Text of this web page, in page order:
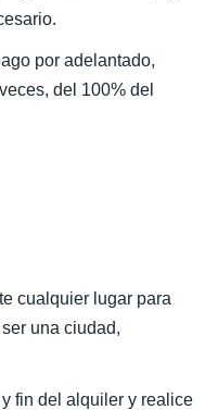
por adelantado,
del 100% del
cualquier lugar para
una ciudad,
fin del alquiler y realice